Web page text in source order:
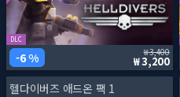
DLC
6 % 3,400
3,200
헬다이버즈 애드온 팩 1